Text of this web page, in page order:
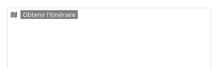
Obtenir l'itinéraire